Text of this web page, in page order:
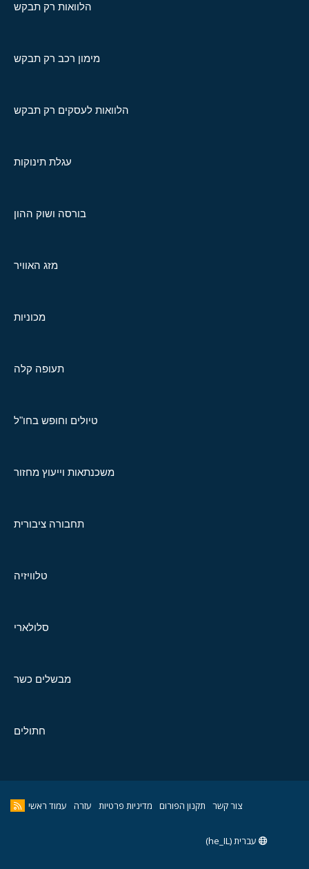
הלוואות רק תבקש
מימון רכב רק תבקש
הלוואות לעסקים רק תבקש
עגלת תינוקות
בורסה ושוק ההון
מזג האוויר
מכוניות
תעופה קלה
טיולים וחופש בחו"ל
משכנתאות וייעוץ מחזור
תחבורה ציבורית
טלוויזיה
סלולארי
מבשלים כשר
חתולים
צור קשר תקנון הפורום מדיניות פרטיות עזרה עמוד ראשי
עברית (he_IL)